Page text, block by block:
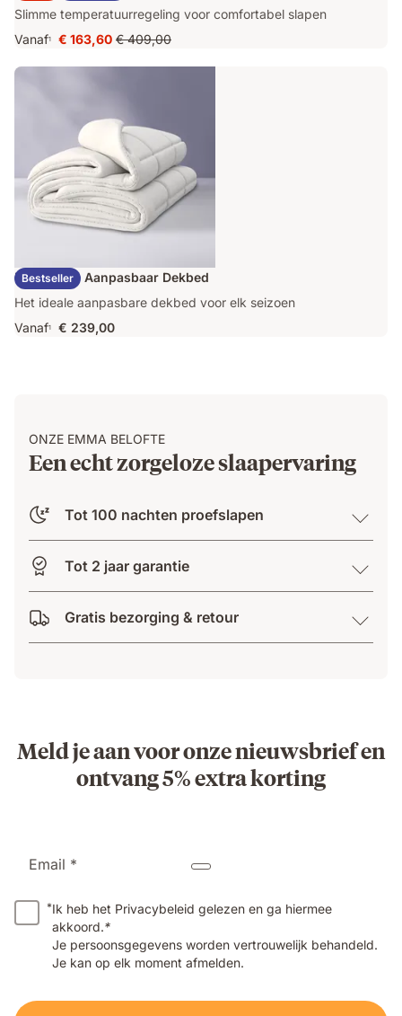
Slimme temperatuurregeling voor comfortabel slapen
Vanaf1
Prijs
€ 163,60
€ 163,60 Oorspronkelijke
prijs
€ 409,00
Bestseller
Emma Duo Aanpasbaar Dekbed
Het ideale aanpasbare dekbed voor elk seizoen
Vanaf1 € 239,00
ONZE EMMA BELOFTE
Een echt zorgeloze slaapervaring
Tot 100 nachten proefslapen
Tot 2 jaar garantie
Gratis bezorging & retour
Meld je aan voor onze nieuwsbrief en
ontvang 5% extra korting
Email *
*Ik heb het Privacybeleid gelezen en ga hiermee
akkoord.*
Je persoonsgegevens worden vertrouwelijk behandeld.
Je kan op elk moment afmelden.